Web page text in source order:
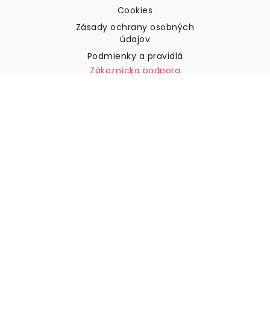
Cookies
Zásady ochrany osobných
údajov
Podmienky a pravidlá
Zákaznícka podpora